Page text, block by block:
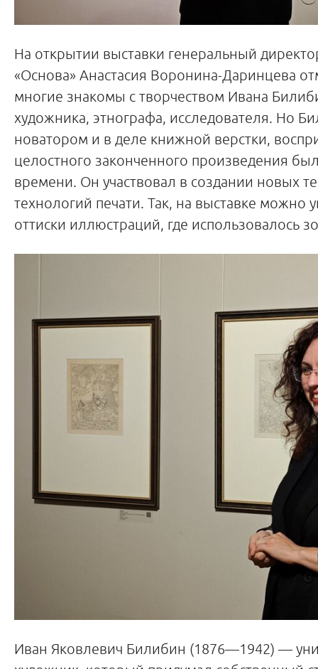
На открытии выставки генеральный
«Основа» Анастасия Воронина-Даринцева
многие знакомы с творчеством Ивана
художника, этнографа, исследователя. Но
новатором и в деле книжной верстки,
целостного законченного произведения
времени. Он участвовал в создании новых
технологий печати. Так, на выставке можно
оттиски иллюстраций, где использовалось
Иван Яковлевич Билибин (1876—1942) —